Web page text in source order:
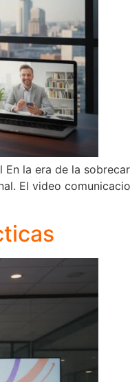
la era de la
El video